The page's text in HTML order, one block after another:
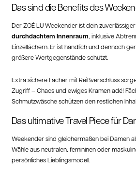
Das sind die Benefits des
Der ZOÉ LU Weekender ist dein zuverlässiger
durchdachtem Innenraum, inklusive
Einzelfächern. Er ist handlich und dennoch
größere Wertgegenstände schützt.
Extra sichere Fächer mit Reißverschluss
Zugriff – Chaos und ewiges Kramen adé!
Schmutzwäsche schützen den restlichen
Das ultimative Travel Piece für
Weekender sind gleichermaßen bei Damen
Wähle aus neutralen, femininen oder
persönliches Lieblingsmodell.